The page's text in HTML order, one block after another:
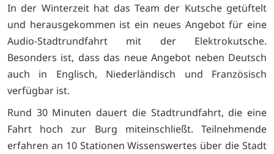
In der Winterzeit hat das Team der Kutsche getüftelt
und herausgekommen ist ein neues Angebot für eine
Audio-Stadtrundfahrt mit der Elektrokutsche.
Besonders ist, dass das neue Angebot neben Deutsch
auch in Englisch, Niederländisch und Französisch
verfügbar ist.
Rund 30 Minuten dauert die Stadtrundfahrt, die eine
Fahrt hoch zur Burg miteinschließt. Teilnehmende
erfahren an 10 Stationen Wissenswertes über die Stadt